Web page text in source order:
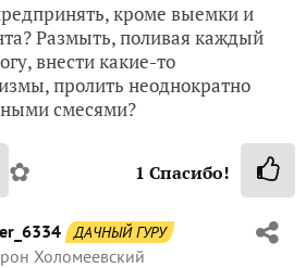
кроме выемки и
Размыть, поливая каждый
внести какие-то
пролить неоднократно
смесями?
✿ 1 Спасибо!
ДАЧНЫЙ ГУРУ
Холомеевский